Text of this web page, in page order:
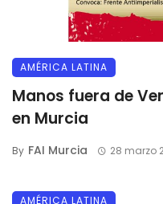
AMÉRICA LATINA
Manos fuera de
en Murcia
By FAI Murcia 28 marzo
AMÉRICA LATINA